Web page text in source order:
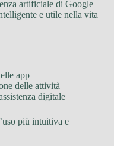
artificiale di Google
e utile nella vita
app
delle attività
digitale
più intuitiva e